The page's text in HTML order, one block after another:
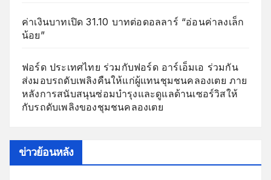
ค่าเงินบาทเปิด 31.10 บาทต่อดอลลาร์ “อ่อนค่าลงเล็ก
น้อย”
ฟอร์ด ประเทศไทย ร่วมกับฟอร์ด อาร์เอ็มเอ ร่วมกัน
ส่งมอบรถดับเพลิงคืนให้แก่ผู้แทนชุมชนคลองเตย ภาย
หลังการสนับสนุนซ่อมบำรุงและดูแลด้านเซอร์วิสให้
กับรถดับเพลิงของชุมชนคลองเตย
ข่าวย้อนหลัง